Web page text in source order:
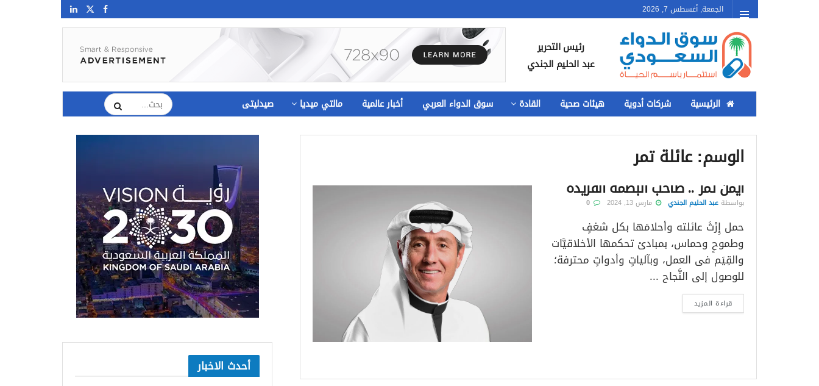
الجمعة, أغسطس 7, 2026
رئيس التحرير
عبد الحليم الجندي
الرئيسية شركات أدوية هيئات صحية القادة سوق الدواء العربي أخبار عالمية مالتي ميديا صيدليتى
الوسم:عائلة تمر
أيمن تمر .. صاحب البصمة الفريدة
بواسطة عبد الحليم الجندي مارس 13, 2024
حمل إِرْثَ عائلته وأحلامَها بكل شغفٍ
وطموحٍ وحماس، بمبادئ تحكمها الأخلاقيَّات
والقِيَم فى العمل، وبآلياتٍ وأدواتٍ محترفة؛
للوصول إلى النَّجاح ...
قراءة المزيد
أحدث الاخبار